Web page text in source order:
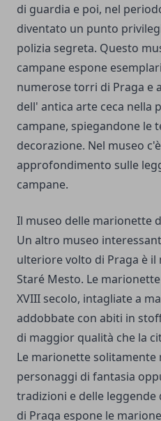
di guardia e poi, nel
diventato un punto
polizia segreta. Questo
campane espone
numerose torri di Praga e
dell' antica arte ceca nella
campane, spiegandone le
decorazione. Nel museo
approfondimento sulle
campane.
Il museo delle marionette
Un altro museo
ulteriore volto di Praga è
Staré Mesto. Le
XVIII secolo, intagliate a
addobbate con abiti in
di maggior qualità che la
Le marionette solitamente
personaggi di fantasia
tradizioni e delle leggende
di Praga espone le